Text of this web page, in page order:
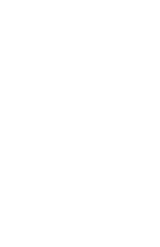
ясалиши ва